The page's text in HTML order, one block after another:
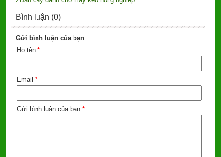
Bình luận (0)
Gửi bình luận của bạn
Họ tên *
Email *
Gửi bình luận của bạn *